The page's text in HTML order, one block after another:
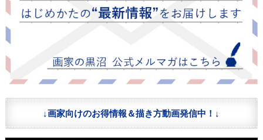
↓画家向けのお得情報＆描き方動画発信中！↓